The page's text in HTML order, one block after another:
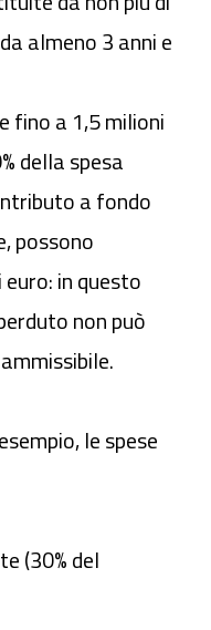
almeno 3 anni e
fino a 1,5 milioni
della spesa
a fondo
possono
euro: in questo
non può
le spese
(30%del